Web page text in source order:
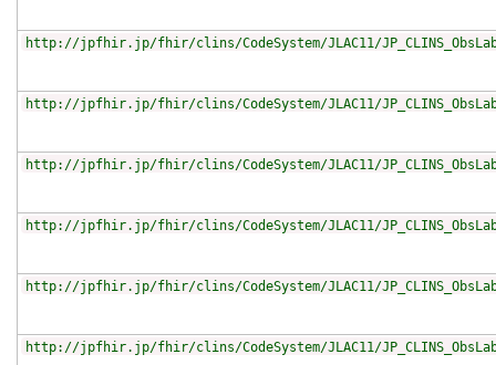
http://jpfhir.jp/fhir/clins/CodeSystem/JLAC11/
http://jpfhir.jp/fhir/clins/CodeSystem/JLAC11/
http://jpfhir.jp/fhir/clins/CodeSystem/JLAC11/
http://jpfhir.jp/fhir/clins/CodeSystem/JLAC11/
http://jpfhir.jp/fhir/clins/CodeSystem/JLAC11/
http://jpfhir.jp/fhir/clins/CodeSystem/JLAC11/